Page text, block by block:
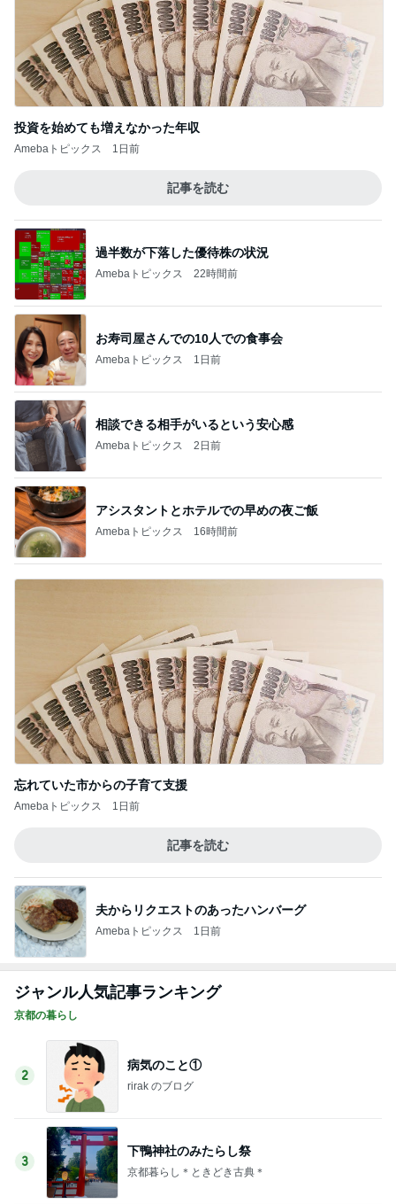
投資を始めても増えなかった年収
Amebaトピックス 1日前
記事を読む
過半数が下落した優待株の状況
Amebaトピックス 22時間前
お寿司屋さんでの10人での食事会
Amebaトピックス 1日前
相談できる相手がいるという安心感
Amebaトピックス 2日前
アシスタントとホテルでの早めの夜ご飯
Amebaトピックス 16時間前
忘れていた市からの子育て支援
Amebaトピックス 1日前
記事を読む
夫からリクエストのあったハンバーグ
Amebaトピックス 1日前
ジャンル人気記事ランキング
京都の暮らし
2
病気のこと①
rirak のブログ
3
下鴨神社のみたらし祭
京都暮らし＊ときどき古典＊